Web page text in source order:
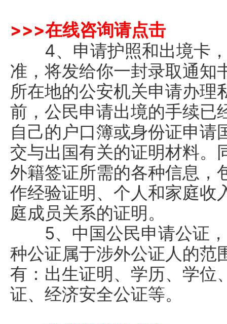
>>>在线咨询请点击
4、申请护照和出境卡，
准，将发给你一封录取通知
所在地的公安机关申请办理
前，公民申请出境的手续已
自己的户口簿或身份证申请
交与出国有关的证明材料。
外籍签证所需的各种信息，
作经验证明、个人和家庭收
庭成员关系的证明。
5、中国公民申请公证，
种公证属于涉外公证人的范
有：出生证明、学历、学位
证、经济安全公证等。